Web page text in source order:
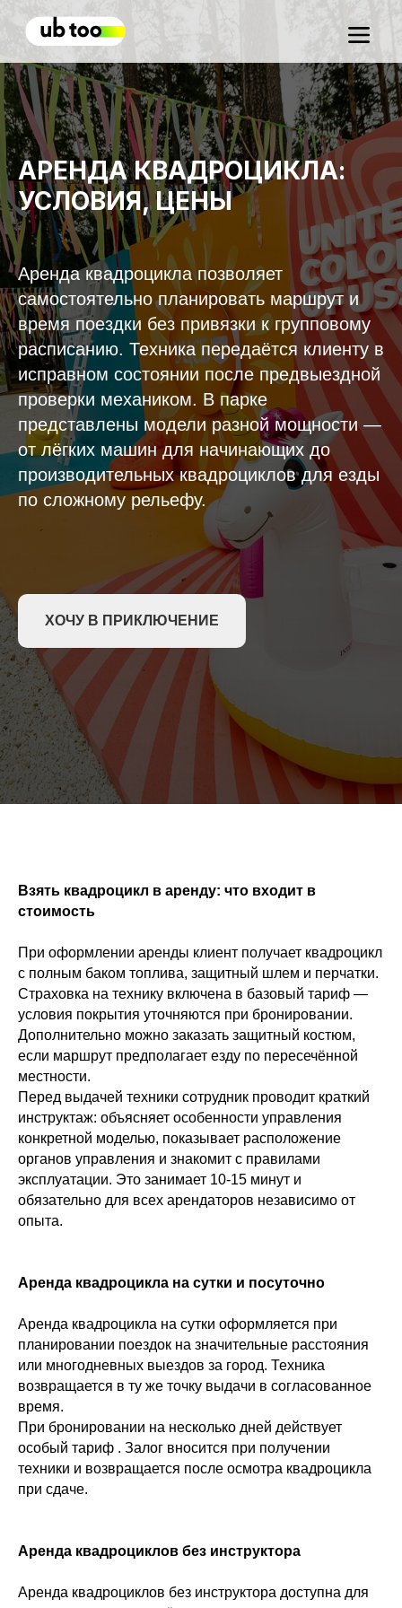
АРЕНДА КВАДРОЦИКЛА:
УСЛОВИЯ, ЦЕНЫ
Аренда квадроцикла позволяет
самостоятельно планировать маршрут и
время поездки без привязки к групповому
расписанию. Техника передаётся клиенту в
исправном состоянии после предвыездной
проверки механиком. В парке
представлены модели разной мощности —
от лёгких машин для начинающих до
производительных квадроциклов для езды
по сложному рельефу.
ХОЧУ В ПРИКЛЮЧЕНИЕ
Взять квадроцикл в аренду: что входит в
стоимость
При оформлении аренды клиент получает квадроцикл
с полным баком топлива, защитный шлем и перчатки.
Страховка на технику включена в базовый тариф —
условия покрытия уточняются при бронировании.
Дополнительно можно заказать защитный костюм,
если маршрут предполагает езду по пересечённой
местности.
Перед выдачей техники сотрудник проводит краткий
инструктаж: объясняет особенности управления
конкретной моделью, показывает расположение
органов управления и знакомит с правилами
эксплуатации. Это занимает 10-15 минут и
обязательно для всех арендаторов независимо от
опыта.
Аренда квадроцикла на сутки и посуточно
Аренда квадроцикла на сутки оформляется при
планировании поездок на значительные расстояния
или многодневных выездов за город. Техника
возвращается в ту же точку выдачи в согласованное
время.
При бронировании на несколько дней действует
особый тариф . Залог вносится при получении
техники и возвращается после осмотра квадроцикла
при сдаче.
Аренда квадроциклов без инструктора
Аренда квадроциклов без инструктора доступна для